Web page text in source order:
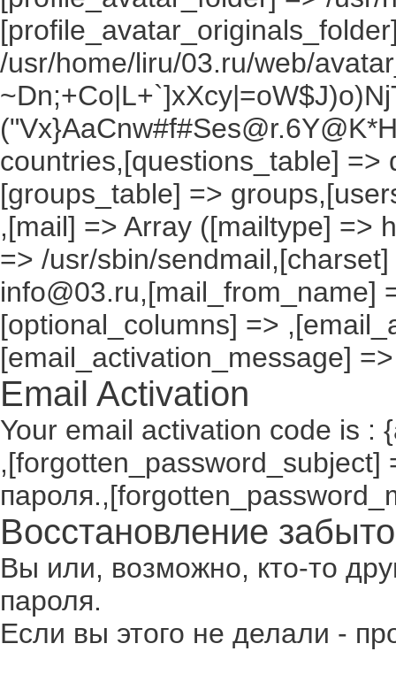
/usr/home/liru/03.ru/web/
countries,[questions_table]
[groups_table] =>
,[mail] => Array ([mailtype] =>
=> /usr/sbin/
info@03.ru,[mail_from_name]
[optional_columns] =>
[email_activation_message] =>
Email Activation
Your email activation code is :
,[forgotten_password_subject]
Восстановление
Вы или, возможно, кто-то
пароля.
Если вы этого не делали -